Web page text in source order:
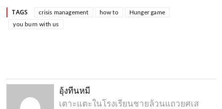
TAGS crisis management how to
Hunger game
you burn with us
อุ้งทีนหมี
เตาะแตะในโรงเรียนชายล้วนแถวยศเส